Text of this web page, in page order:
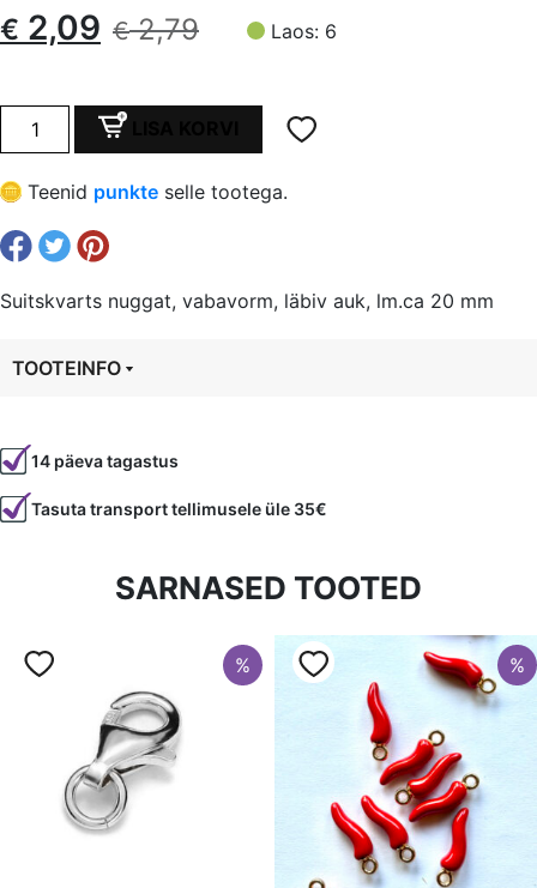
€2,79
Algne
oli:
€ 2,79.
€ 2,09
Current
is:
€ 2,09.
Laos: 6
Suitskvarts
nuggat,
vabavorm,
läbiv
auk,
lm.ca
20
Teenid punkte selle tootega.
Suitskvarts nuggat, vabavorm, läbiv auk, lm.ca 20 mm
TOOTEINFO
Värvus
Roosa
Kuju
kandiline, vabavorm
Kvarts
14 päeva tagastus
Tasuta transport tellimusele üle 35€
SARNASED TOOTED
% %